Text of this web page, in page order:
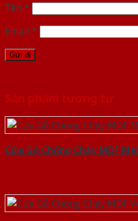
Tên *
Email *
Sản phẩm tương tự
Cửa Gỗ Chống Cháy MDF